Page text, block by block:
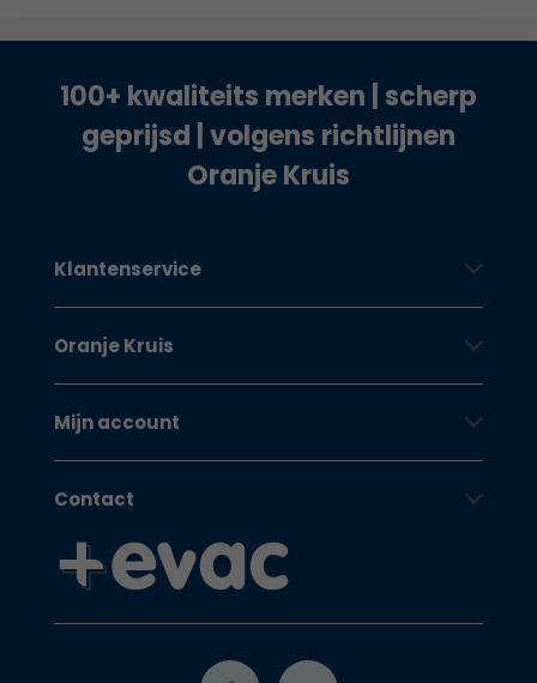
100+ kwaliteits merken | scherp
geprijsd | volgens richtlijnen
Oranje Kruis
Klantenservice
Oranje Kruis
Mijn account
Contact